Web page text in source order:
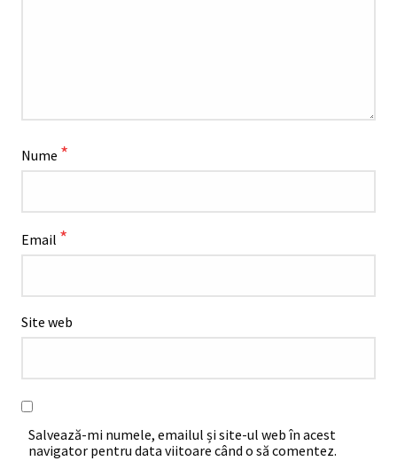
Nume *
Email *
Site web
Salvează-mi numele, emailul și site-ul web în acest
navigator pentru data viitoare când o să comentez.